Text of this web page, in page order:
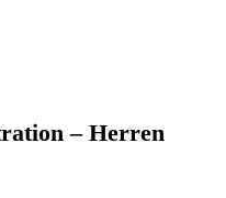
– Herren